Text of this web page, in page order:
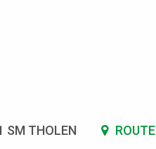
SM THOLEN ROUTE